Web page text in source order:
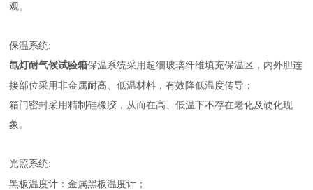
观。
保温系统:
氙灯耐气候试验箱保温系统采用超细玻璃纤维填充保温区，内外胆连
接部位采用非金属耐高、低温材料，有效降低温度传导；
箱门密封采用精制硅橡胶，从而在高、低温下不存在老化及硬化现
象。
光照系统:
黑板温度计：金属黑板温度计；